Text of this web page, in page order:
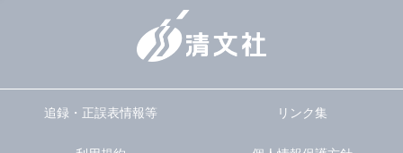
追録・正誤表情報等 リンク集